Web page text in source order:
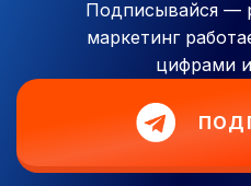
Подписывайся —
маркетинг
цифрами